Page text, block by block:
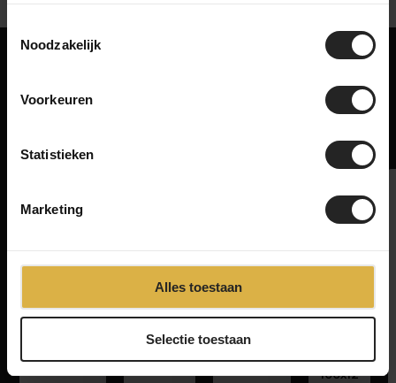
Toestemmingsselectie
Noodzakelijk
Voorkeuren
Statistieken
Marketing
Alles toestaan
Selectie toestaan
LTD
Stealth
3T
Primo
Seatpost
Wedge
31
Front
Derailleur
hanger
24
en
Strada
As
100x12